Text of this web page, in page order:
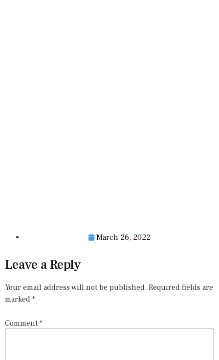
March 26, 2022
Leave a Reply
Your email address will not be published. Required fields are
marked *
Comment *